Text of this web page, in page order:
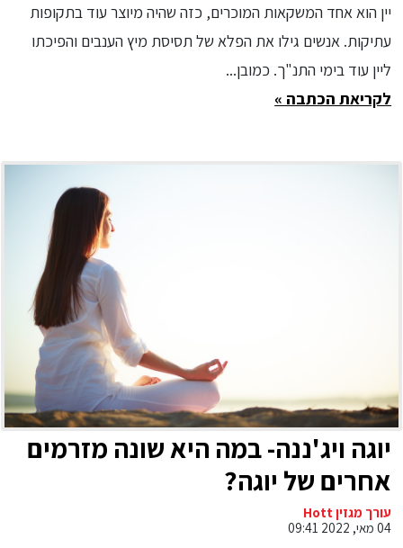
יין הוא אחד המשקאות המוכרים, כזה שהיה מיוצר עוד בתקופות
עתיקות. אנשים גילו את הפלא של תסיסת מיץ הענבים והפיכתו
ליין עוד בימי התנ"ך. כמובן...
לקריאת הכתבה »
יוגה ויג'ננה- במה היא שונה מזרמים
אחרים של יוגה?
עורך מגזין Hott
04 מאי, 2022 09:41